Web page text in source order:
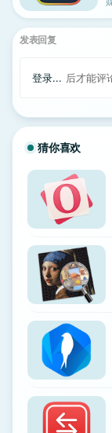
发表回复
登录... 后才能评
猜你喜欢